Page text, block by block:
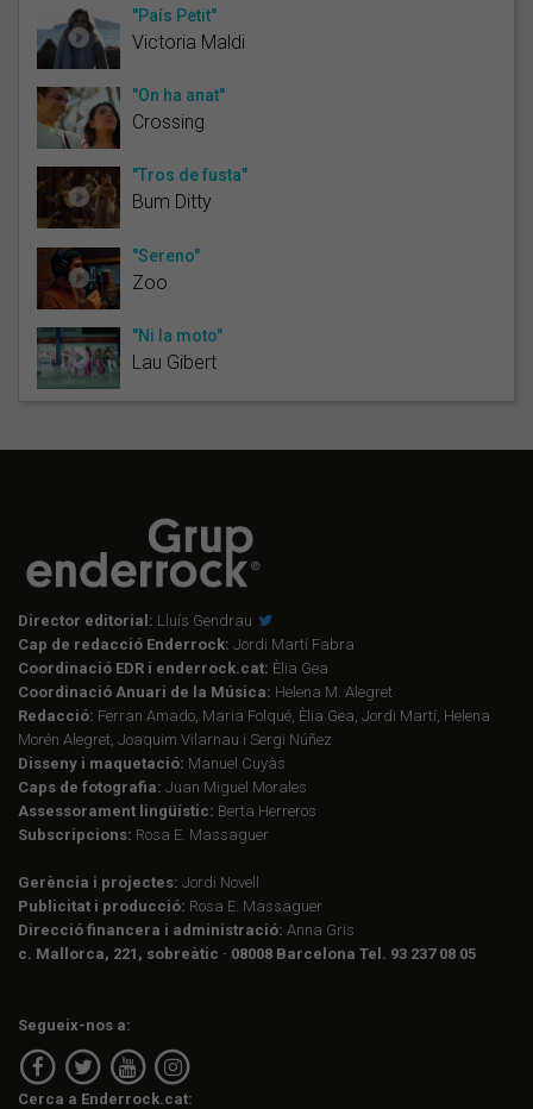
"País Petit"
Victoria Maldi
"On ha anat"
Crossing
"Tros de fusta"
Bum Ditty
"Sereno"
Zoo
"Ni la moto"
Lau Gibert
Director editorial: Lluís Gendrau
Cap de redacció Enderrock: Jordi Martí Fabra
Coordinació EDR i enderrock.cat: Èlia Gea
Coordinació Anuari de la Música: Helena M. Alegret
Redacció: Ferran Amado, Maria Folqué, Èlia Gea, Jordi Martí, Helena
Morén Alegret, Joaquim Vilarnau i Sergi Núñez
Disseny i maquetació: Manuel Cuyàs
Caps de fotografia: Juan Miguel Morales
Assessorament lingüístic: Berta Herreros
Subscripcions: Rosa E. Massaguer
Gerència i projectes: Jordi Novell
Publicitat i producció: Rosa E. Massaguer
Direcció financera i administració: Anna Gris
c. Mallorca, 221, sobreàtic · 08008 Barcelona Tel. 93 237 08 05
Segueix-nos a:
Cerca a Enderrock.cat: